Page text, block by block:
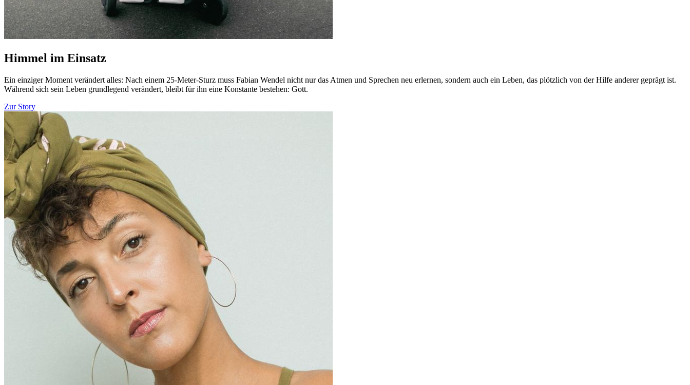
Himmel im Einsatz
Ein einziger Moment verändert alles: Nach einem 25-Meter-Sturz muss Fabian Wendel nicht nur das Atmen und Sprechen neu erlernen, sondern auch ein Leben, das plötzlich von der Hilfe anderer geprägt ist.
Während sich sein Leben grundlegend verändert, bleibt für ihn eine Konstante bestehen: Gott.
Zur Story